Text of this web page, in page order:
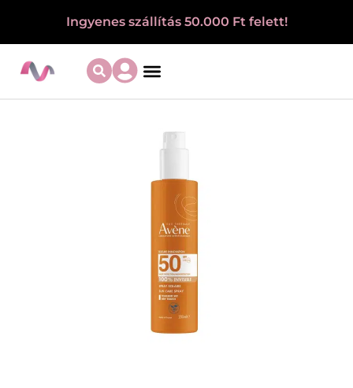
Ingyenes szállítás 50.000 Ft felett!